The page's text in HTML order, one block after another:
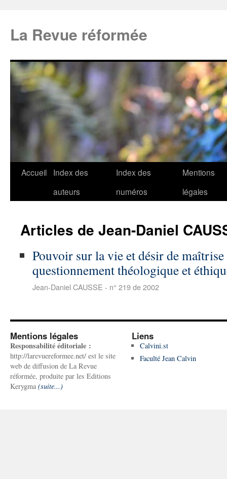
La Revue réformée
Accueil
Index des
auteurs
Index des
numéros
Mentions
légales
Articles de Jean-Daniel
Pouvoir sur la vie et désir de
questionnement théologique et
Jean-Daniel CAUSSE - n° 219 de 2002
Mentions légales
Responsabilité éditoriale :
http://larevuereformee.net/ est le site
web de diffusion de La Revue
réformée, produite par les Editions
Kerygma (suite...)
Liens
Calvini.st
Faculté Jean Calvin